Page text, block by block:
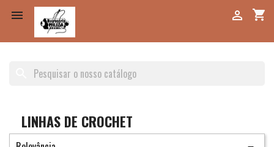
 shopping_cart

LINHAS DE CROCHET